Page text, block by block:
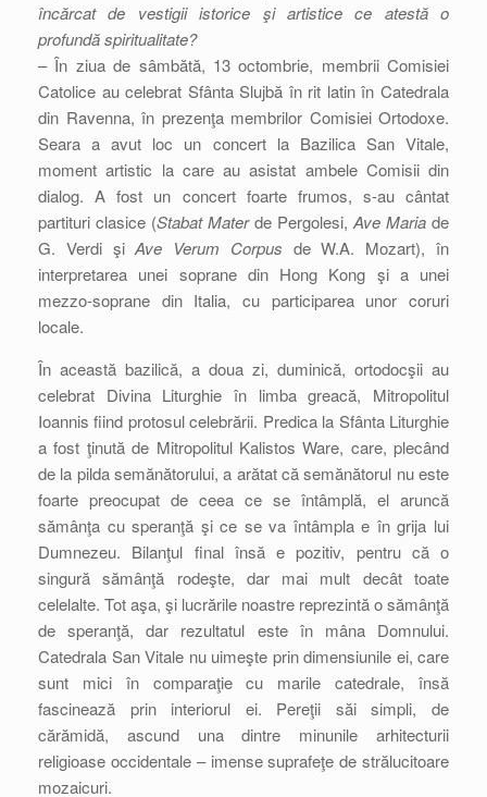
încărcat de vestigii istorice şi artistice ce atestă o
profundă spiritualitate?
– În ziua de sâmbătă, 13 octombrie, membrii Comisiei
Catolice au celebrat Sfânta Slujbă în rit latin în Catedrala
din Ravenna, în prezenţa membrilor Comisiei Ortodoxe.
Seara a avut loc un concert la Bazilica San Vitale,
moment artistic la care au asistat ambele Comisii din
dialog. A fost un concert foarte frumos, s-au cântat
partituri clasice (Stabat Materde Pergolesi, Ave Maria de
G. Verdi şiAve Verum Corpus de W.A. Mozart), în
interpretarea unei soprane din Hong Kong şi a unei
mezzo-soprane din Italia, cu participarea unor coruri
locale.
În această bazilică, a doua zi, duminică, ortodocşii au
celebrat Divina Liturghie în limba greacă, Mitropolitul
Ioannis fiind protosul celebrării. Predica la Sfânta Liturghie
a fost ţinută de Mitropolitul Kalistos Ware, care, plecând
de la pilda semănătorului, a arătat că semănătorul nu este
foarte preocupat de ceea ce se întâmplă, el aruncă
sămânţa cu speranţă şi ce se va întâmpla e în grija lui
Dumnezeu. Bilanţul final însă e pozitiv, pentru că o
singură sămânţă rodeşte, dar mai mult decât toate
celelalte. Tot aşa, şi lucrările noastre reprezintă o sămânţă
de speranţă, dar rezultatul este în mâna Domnului.
Catedrala San Vitale nu uimeşte prin dimensiunile ei, care
sunt mici în comparaţie cu marile catedrale, însă
fascinează prin interiorul ei. Pereţii săi simpli, de
cărămidă, ascund una dintre minunile arhitecturii
religioase occidentale – imense suprafeţe de strălucitoare
mozaicuri.